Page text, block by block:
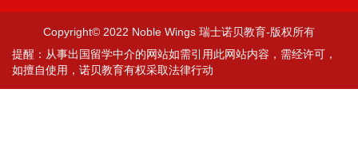
Copyright© 2022 Noble Wings 瑞士诺贝教育-版权所有
提醒：从事出国留学中介的网站如需引用此网站内容，需经许可，
如擅自使用，诺贝教育有权采取法律行动